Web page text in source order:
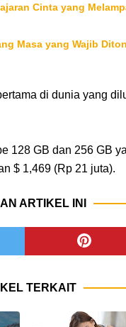
Cinta yang
Masa yang Wajib
di dunia yang
128 GB dan 256 GB
$ 1,469 (Rp 21 juta).
ARTIKEL INI
TERKAIT